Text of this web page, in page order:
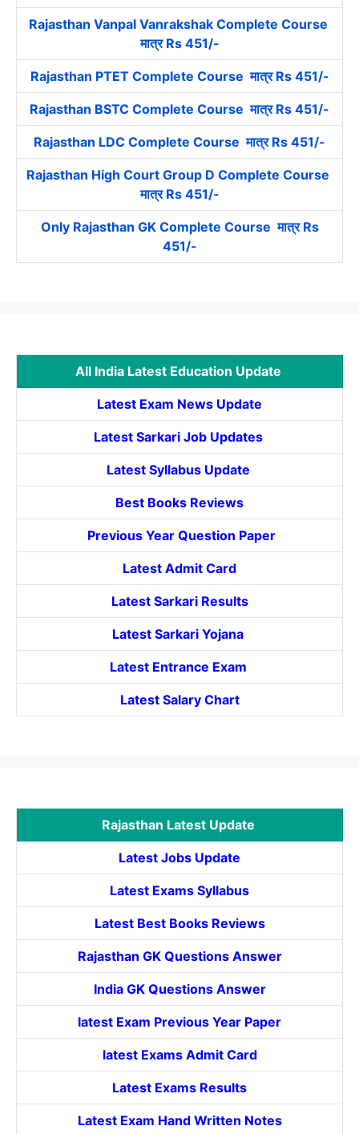
Rajasthan Vanpal Vanrakshak Complete Course
मात्र Rs 451/-
Rajasthan PTET Complete Course मात्र Rs 451/-
Rajasthan BSTC Complete Course मात्र Rs 451/-
Rajasthan LDC Complete Course मात्र Rs 451/-
Rajasthan High Court Group D Complete Course
मात्र Rs 451/-
Only Rajasthan GK Complete Course मात्र Rs
451/-
All India Latest Education Update
Latest Exam News Update
Latest Sarkari Job Updates
Latest Syllabus Update
Best Books Reviews
Previous Year Question Paper
Latest Admit Card
Latest Sarkari Results
Latest Sarkari Yojana
Latest Entrance Exam
Latest Salary Chart
Rajasthan Latest Update
Latest Jobs Update
Latest Exams Syllabus
Latest Best Books Reviews
Rajasthan GK Questions Answer
India GK Questions Answer
latest Exam Previous Year Paper
latest Exams Admit Card
Latest Exams Results
Latest Exam Hand Written Notes